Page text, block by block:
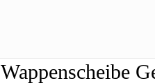
Wappenscheibe